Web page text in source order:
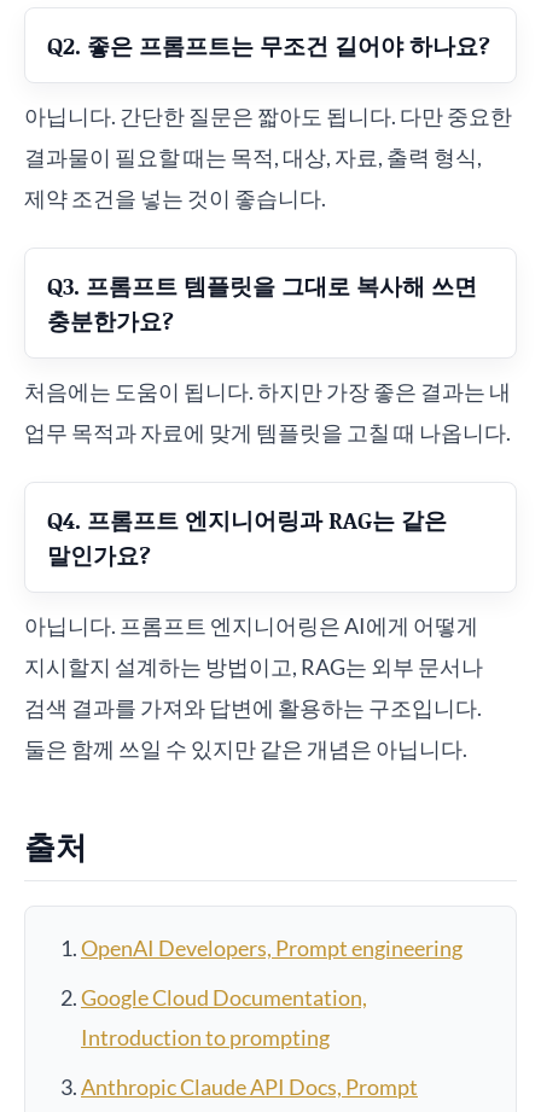
Q2. 좋은 프롬프트는 무조건 길어야 하나요?
아닙니다. 간단한 질문은 짧아도 됩니다. 다만 중요한
결과물이 필요할 때는 목적, 대상, 자료, 출력 형식,
제약 조건을 넣는 것이 좋습니다.
Q3. 프롬프트 템플릿을 그대로 복사해 쓰면
충분한가요?
처음에는 도움이 됩니다. 하지만 가장 좋은 결과는 내
업무 목적과 자료에 맞게 템플릿을 고칠 때 나옵니다.
Q4. 프롬프트 엔지니어링과 RAG는 같은
말인가요?
아닙니다. 프롬프트 엔지니어링은 AI에게 어떻게
지시할지 설계하는 방법이고, RAG는 외부 문서나
검색 결과를 가져와 답변에 활용하는 구조입니다.
둘은 함께 쓰일 수 있지만 같은 개념은 아닙니다.
출처
OpenAI Developers, Prompt engineering
Google Cloud Documentation,
Introduction to prompting
Anthropic Claude API Docs, Prompt